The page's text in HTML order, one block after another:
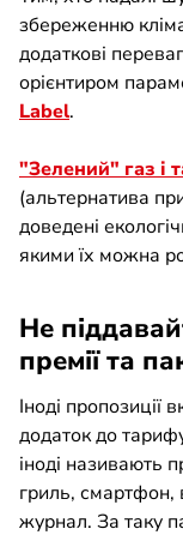
збереженню
додаткові
орієнтиром
Label.
"Зелений" газ і
(альтернатива
доведені
якими їх можна
Не
премії та
Іноді
додаток до
іноді називають
гриль, смартфон,
журнал. За таку